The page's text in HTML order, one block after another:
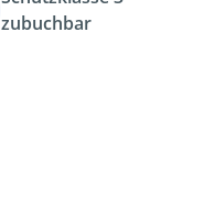
zubuchbar